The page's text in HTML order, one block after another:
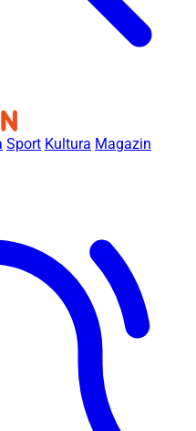
Sport Kultura Magazin